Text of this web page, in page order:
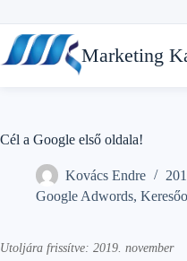
Skip
content
Marketing
Cél a Google első oldala!
Kovács Endre
Google Adwords,
Utoljára frissítve: 2019. november